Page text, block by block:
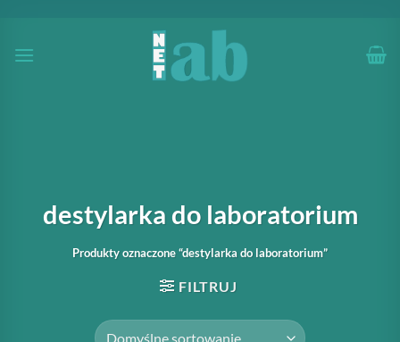
zawartości
destylarka do laboratorium
Produkty oznaczone “destylarka do laboratorium”
FILTRUJ